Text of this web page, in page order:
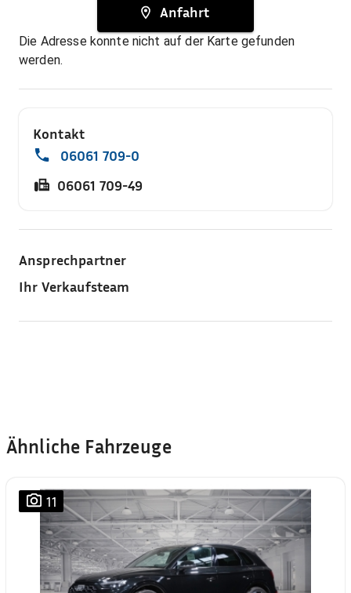
Anfahrt
Die Adresse konnte nicht auf der Karte gefunden
werden.
Kontakt
06061 709-0
06061 709-49
Ansprechpartner
Ihr Verkaufsteam
Ähnliche Fahrzeuge
11